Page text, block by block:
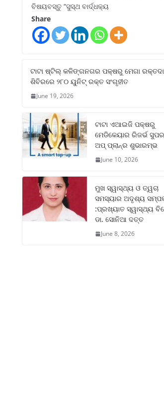
ବିଷୟବସ୍ତୁ “ସୁସ୍ଥ ବାର୍ଦ୍ଧକ୍ୟ
Share
ଟାଟା ଷ୍ଟିଲ୍‌ କଳିଙ୍ଗନଗର ପକ୍ଷରୁ ମେଗା
ଶିବିରରେ ୨୮୦ ୟୁନିଟ୍‌ ରକ୍ତ ସଂଗୃହୀତ
June 19, 2026
ଟାଟା ଏଆଇଜି ପକ୍ଷରୁ
ମେଡିକେୟାର ରିଜର୍ଭ
ଅପ୍ ପ୍ଲାନ୍‌ର ଶୁଭାରମ୍ଭ
June 10, 2026
ମୁଖ ସ୍ୱାସ୍ଥ୍ୟ ଓ ତ୍ୱଚା
ସମସ୍ୟାର ଅଦୃଶ୍ୟ
:ପ୍ରଖ୍ୟାତ ସ୍ୱାସ୍ଥ୍ୟ
ଡା. ସୋନିଆ ଦତ୍ତ
June 8, 2026